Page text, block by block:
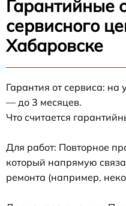
Гарантийные
сервисного
Хабаровске
Гарантия от сервиса:
— до 3 месяцев.
Что считается
Для работ: Повторное
который напрямую
ремонта (например,